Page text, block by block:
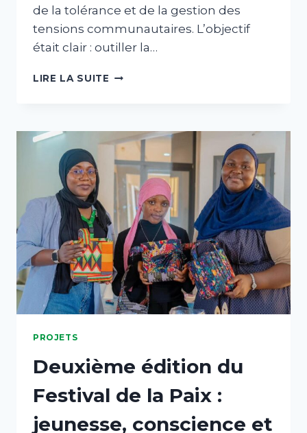
de la tolérance et de la gestion des
tensions communautaires. L’objectif
était clair : outiller la…
LIRE LA SUITE
PROJETS
Deuxième édition du
Festival de la Paix :
jeunesse, conscience et